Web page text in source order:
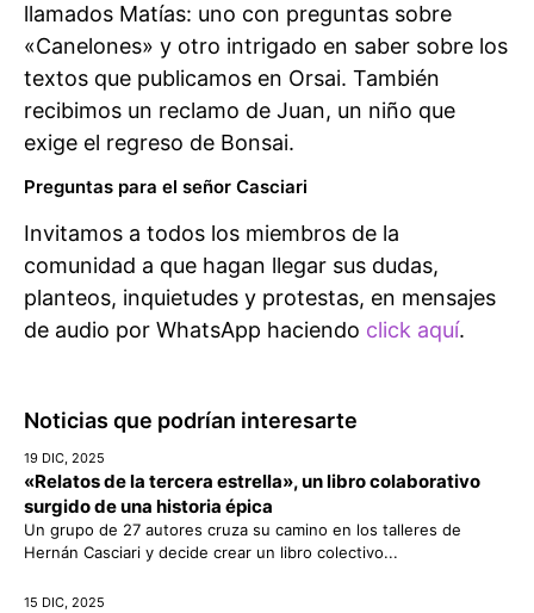
llamados Matías: uno con preguntas sobre
«Canelones» y otro intrigado en saber sobre los
textos que publicamos en Orsai. También
recibimos un reclamo de Juan, un niño que
exige el regreso de Bonsai.
Preguntas para el señor Casciari
Invitamos a todos los miembros de la
comunidad a que hagan llegar sus dudas,
planteos, inquietudes y protestas, en mensajes
de audio por WhatsApp haciendo click aquí.
Noticias que podrían interesarte
19 DIC, 2025
«Relatos de la tercera estrella», un libro colaborativo
surgido de una historia épica
Un grupo de 27 autores cruza su camino en los talleres de
Hernán Casciari y decide crear un libro colectivo...
15 DIC, 2025